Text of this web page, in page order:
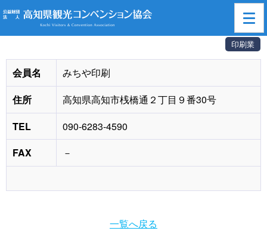
高知県観光コンベンション協会>賛助会員一覧
印刷業
会員名
みちや印刷
住所
高知県高知市桟橋通２丁目９番30号
TEL
090-6283-4590
FAX
－
一覧へ戻る